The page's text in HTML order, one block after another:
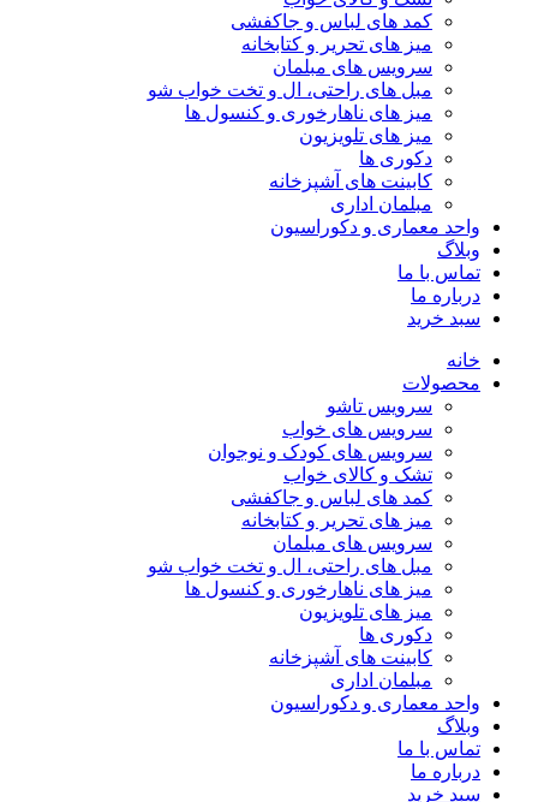
کمد های لباس و جاکفشی
میز های تحریر و کتابخانه
سرویس های مبلمان
مبل های راحتی، ال و تخت خواب شو
میز های ناهارخوری و کنسول ها
میز های تلویزیون
دکوری ها
کابینت های آشپزخانه
مبلمان اداری
واحد معماری و دکوراسیون
وبلاگ
تماس با ما
درباره ما
سبد خرید
خانه
محصولات
سرویس تاشو
سرویس های خواب
سرویس های کودک و نوجوان
تشک و کالای خواب
کمد های لباس و جاکفشی
میز های تحریر و کتابخانه
سرویس های مبلمان
مبل های راحتی، ال و تخت خواب شو
میز های ناهارخوری و کنسول ها
میز های تلویزیون
دکوری ها
کابینت های آشپزخانه
مبلمان اداری
واحد معماری و دکوراسیون
وبلاگ
تماس با ما
درباره ما
سبد خرید